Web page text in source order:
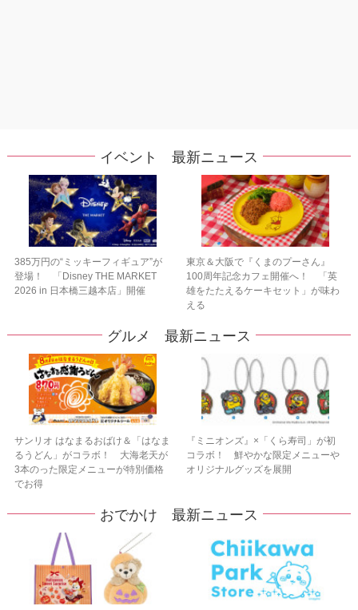
イベント 最新ニュース
385万円の“ミッキーフィギュア”が
登場！ 「Disney THE MARKET
2026 in 日本橋三越本店」開催
東京＆大阪で『くまのプーさん』
100周年記念カフェ開催へ！ 「英
雄をたたえるケーキセット」が味わ
える
グルメ 最新ニュース
サンリオ はなまるおばけ＆「はなま
るうどん」がコラボ！ 大海老天が
3本のった限定メニューが特別価格
でお得
『ミニオンズ』×「くら寿司」が初
コラボ！ 鮮やかな限定メニューや
オリジナルグッズを展開
おでかけ 最新ニュース